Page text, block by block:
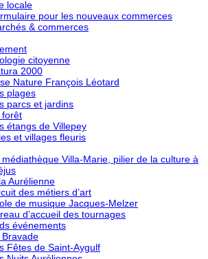
locale
pour les nouveaux commerces
& commerces
citoyenne
2000
Nature François Léotard
plages
parcs et jardins
forêt
étangs de Villepey
et villages fleuris
médiathèque Villa-Marie, pilier de la culture à
Aurélienne
des métiers d’art
de musique Jacques-Melzer
d’accueil des tournages
événements
Bravade
Fêtes de Saint-Aygulf